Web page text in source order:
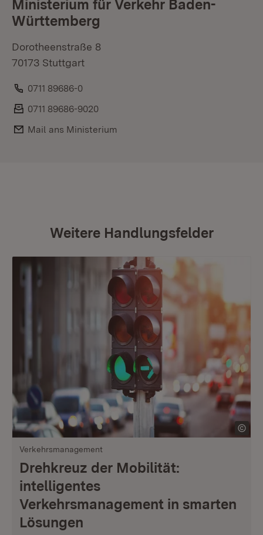
Ministerium für Verkehr Baden-
Württemberg
Dorotheenstraße 8
70173 Stuttgart
Telefon:
0711 89686-0
Fax:
0711 89686-9020
E-Mail:
Mail ans Ministerium
Weitere Handlungsfelder
Verkehrsmanagement
Drehkreuz der Mobilität:
intelligentes
Verkehrsmanagement in smarten
Lösungen